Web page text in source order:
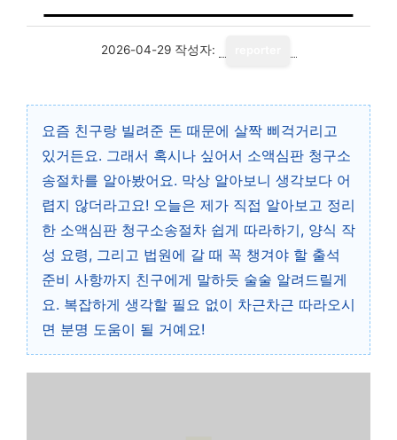
2026-04-29 작성자:
요즘 친구랑 빌려준 돈 때문에 살짝 삐걱거리고
있거든요. 그래서 혹시나 싶어서 소액심판 청구소
송절차를 알아봤어요. 막상 알아보니 생각보다 어
렵지 않더라고요! 오늘은 제가 직접 알아보고 정리
한 소액심판 청구소송절차 쉽게 따라하기, 양식 작
성 요령, 그리고 법원에 갈 때 꼭 챙겨야 할 출석
준비 사항까지 친구에게 말하듯 술술 알려드릴게
요. 복잡하게 생각할 필요 없이 차근차근 따라오시
면 분명 도움이 될 거예요!